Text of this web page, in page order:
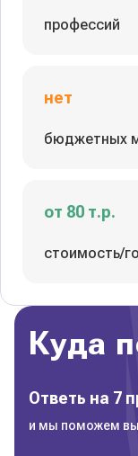
профессий
нет
бюджетных
от 80 т.р.
стоимость/
Куда
Ответь на 7
и мы поможем